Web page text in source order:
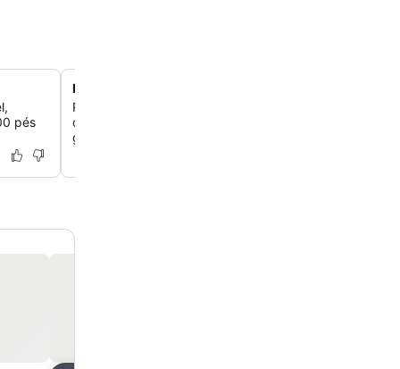
pés
Piscina na cobertura com bar no horizonte
Relaxe na piscina ao ar livre na cobertura, que oferece
deslumbrantes da cidade e um bar na piscina que
gelados e opções de almoço casual.